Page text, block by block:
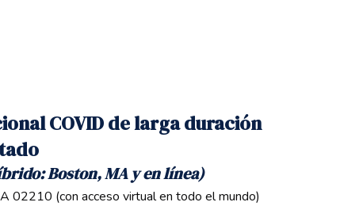
COVID de larga duración
Boston, MA y en línea)
02210 (con acceso virtual en todo el mundo)